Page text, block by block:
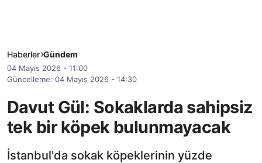
Haberler Gündem
04 Mayıs 2026 - 11:00
Güncelleme: 04 Mayıs 2026 - 14:30
Davut Gül: Sokaklarda sahipsiz
tek bir köpek bulunmayacak
İstanbul'da sokak köpeklerinin yüzde